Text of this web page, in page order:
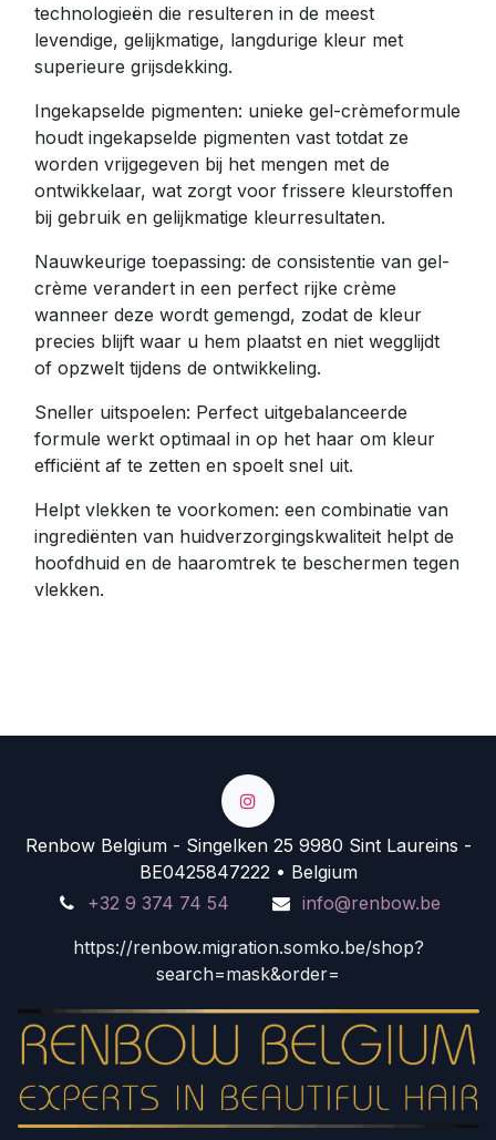
technologieën die resulteren in de meest
levendige, gelijkmatige, langdurige kleur met
superieure grijsdekking.
Ingekapselde pigmenten: unieke gel-crèmeformule
houdt ingekapselde pigmenten vast totdat ze
worden vrijgegeven bij het mengen met de
ontwikkelaar, wat zorgt voor frissere kleurstoffen
bij gebruik en gelijkmatige kleurresultaten.
Nauwkeurige toepassing: de consistentie van gel-
crème verandert in een perfect rijke crème
wanneer deze wordt gemengd, zodat de kleur
precies blijft waar u hem plaatst en niet wegglijdt
of opzwelt tijdens de ontwikkeling.
Sneller uitspoelen: Perfect uitgebalanceerde
formule werkt optimaal in op het haar om kleur
efficiënt af te zetten en spoelt snel uit.
Helpt vlekken te voorkomen: een combinatie van
ingrediënten van huidverzorgingskwaliteit helpt de
hoofdhuid en de haaromtrek te beschermen tegen
vlekken.
Renbow Belgium - Singelken 25 9980 Sint Laureins -
BE0425847222 • Belgium
+32 9 374 74 54
info@renbow.be
https://renbow.migration.somko.be/shop?
search=mask&order=